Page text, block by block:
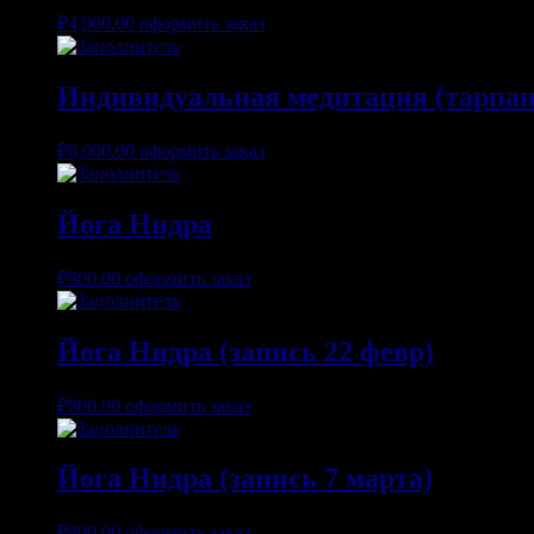
₽4,000.00 оформить заказ
Индивидуальная медитация
₽6,000.00 оформить заказ
Йога Нидра
₽800.00 оформить заказ
Йога Нидра (запись 22 февр)
₽800.00 оформить заказ
Йога Нидра (запись 7 марта)